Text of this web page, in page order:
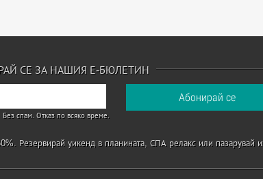
СЕ ЗА НАШИЯ Е-БЮЛЕТИН
Без спам. Отказ по всяко време.
Резервирай уикенд в планината, СПА релакс или пазарувай